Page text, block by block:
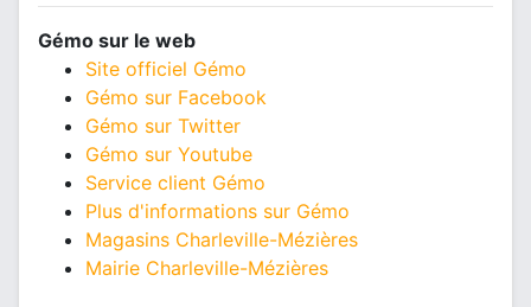
Gémo sur le web
Site officiel Gémo
Gémo sur Facebook
Gémo sur Twitter
Gémo sur Youtube
Service client Gémo
Plus d'informations sur Gémo
Magasins Charleville-Mézières
Mairie Charleville-Mézières